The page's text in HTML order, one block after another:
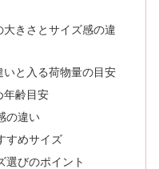
きさとサイズ感の違
と入る荷物量の目安
年齢目安
の違い
すめサイズ
選びのポイント